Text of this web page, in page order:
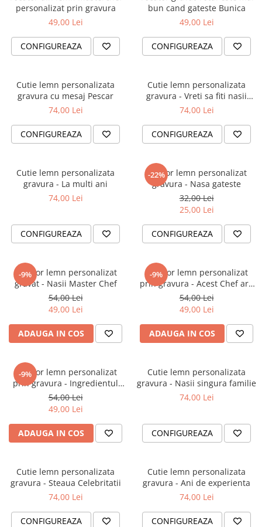
Puzzle personalizat
Plachete personalizate
Tricouri personalizate
Pix personalizat
Set cadou
evenimente
Tavita de mot
Umerase Personalizate
personalizat prin gravura
49,00 Lei
CONFIGUREAZA
bun cand gateste Bunica
49,00 Lei
CONFIGUREAZA
Cutie lemn personalizata
gravura cu mesaj Pescar
74,00 Lei
CONFIGUREAZA
Cutie lemn personalizata
gravura - Vreti sa fiti nasii
nostri?
74,00 Lei
CONFIGUREAZA
Cutie lemn personalizata
gravura - La multi ani
74,00 Lei
CONFIGUREAZA
-22%
Sucitor lemn personalizat
gravura - Nasa gateste
32,00 Lei
25,00 Lei
CONFIGUREAZA
-9%
Tocator lemn personalizat
gravat - Nasii Master Chef
54,00 Lei
49,00 Lei
ADAUGA IN COS
-9%
Tocator lemn personalizat
prin gravura - Acest Chef are
intotdeauna dreptate
54,00 Lei
49,00 Lei
ADAUGA IN COS
-9%
Tocator lemn personalizat
prin gravura - Ingredientul
secret este intotdeauna
Iubirea
54,00 Lei
49,00 Lei
ADAUGA IN COS
Cutie lemn personalizata
gravura - Nasii singura familie
74,00 Lei
CONFIGUREAZA
Cutie lemn personalizata
gravura - Steaua Celebritatii
74,00 Lei
CONFIGUREAZA
Cutie lemn personalizata
gravura - Ani de experienta
74,00 Lei
CONFIGUREAZA